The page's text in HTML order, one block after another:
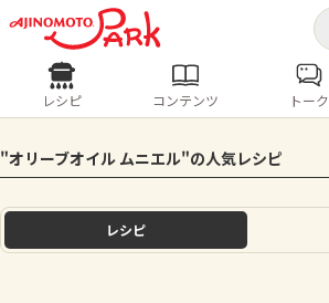
ログインするとレシピを保存
ログイン
ホーム
レシピ
人気の食材・レシピ
きゅうり なす トマト と
レシピ コンテンツ トーク
"オリーブオイル ムニエル"の人気レシピ
レシピ